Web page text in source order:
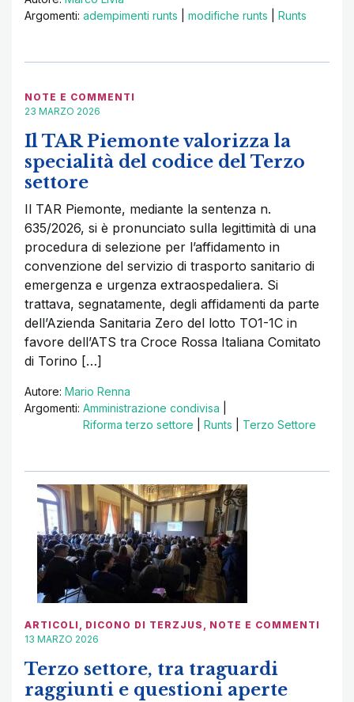
Argomenti: adempimenti runts modifiche runts Runts
NOTE E COMMENTI
23 MARZO 2026
Il TAR Piemonte valorizza la
specialità del codice del Terzo
settore
Il TAR Piemonte, mediante la sentenza n.
635/2026, si è pronunciato sulla legittimità di una
procedura di selezione per l’affidamento in
convenzione del servizio di trasporto sanitario di
emergenza e urgenza extraospedaliera. Si
trattava, segnatamente, degli affidamenti da parte
dell’Azienda Sanitaria Zero del lotto TO1-1C in
favore dell’ATS tra Croce Rossa Italiana Comitato
di Torino […]
Autore: Mario Renna
Argomenti: Amministrazione condivisa
Riforma terzo settore
Runts Terzo Settore
ARTICOLI , DICONO DI TERZJUS , NOTE E COMMENTI
13 MARZO 2026
Terzo settore, tra traguardi
raggiunti e questioni aperte